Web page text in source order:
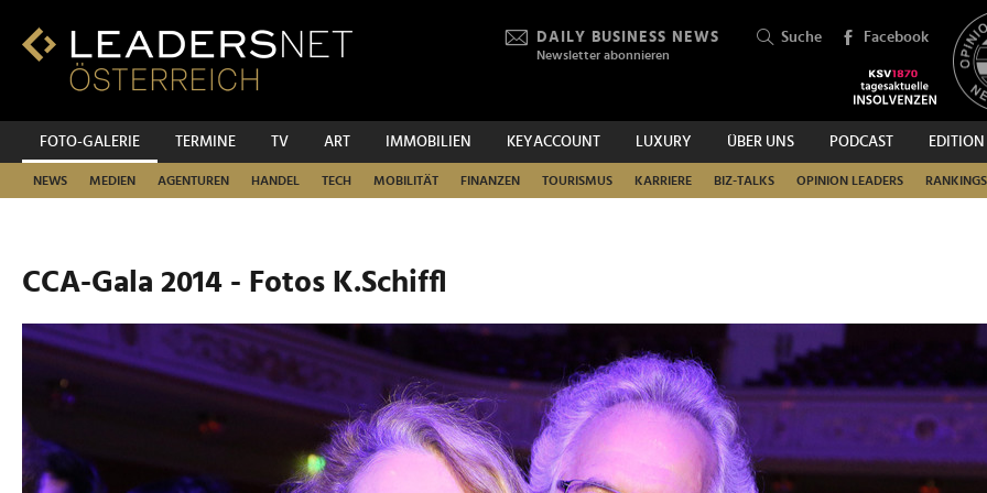
Inhalt
Fußzeilen-
Hauptnavigation
DAILY BUSINESS NEWS
Newsletter abonnieren
Suche Facebook
FOTO-GALERIE TERMINE TV ART IMMOBILIEN KEYACCOUNT LUXURY ÜBER UNS PODCAST EDITION
NEWS MEDIEN AGENTUREN HANDEL TECH MOBILITÄT FINANZEN TOURISMUS KARRIERE BIZ-TALKS OPINION LEADERS RANKINGS
SUCHEN
CCA-Gala 2014 - Fotos K.Schiffl